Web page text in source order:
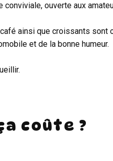
conviviale, ouverte aux
ainsi que croissants
et de la bonne humeur.
coûte ?